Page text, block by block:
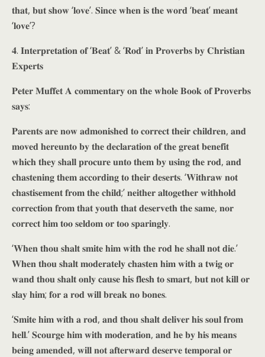
𝐭𝐡𝐚𝐭, 𝐛𝐮𝐭 𝐬𝐡𝐨𝐰 ‘𝐥𝐨𝐯𝐞’. 𝐒𝐢𝐧𝐜𝐞 𝐰𝐡𝐞𝐧 𝐢𝐬 𝐭𝐡𝐞 𝐰𝐨𝐫𝐝 ‘𝐛𝐞𝐚𝐭’ 𝐦𝐞𝐚𝐧𝐭
‘𝐥𝐨𝐯𝐞’?
𝟒. 𝐈𝐧𝐭𝐞𝐫𝐩𝐫𝐞𝐭𝐚𝐭𝐢𝐨𝐧 𝐨𝐟 ‘𝐁𝐞𝐚𝐭’ & ‘𝐑𝐨𝐝’ 𝐢𝐧 𝐏𝐫𝐨𝐯𝐞𝐫𝐛𝐬 𝐛𝐲 𝐂𝐡𝐫𝐢𝐬𝐭𝐢𝐚𝐧
𝐄𝐱𝐩𝐞𝐫𝐭𝐬
𝐏𝐞𝐭𝐞𝐫 𝐌𝐮𝐟𝐟𝐞𝐭 𝐀 𝐜𝐨𝐦𝐦𝐞𝐧𝐭𝐚𝐫𝐲 𝐨𝐧 𝐭𝐡𝐞 𝐰𝐡𝐨𝐥𝐞 𝐁𝐨𝐨𝐤 𝐨𝐟 𝐏𝐫𝐨𝐯𝐞𝐫𝐛𝐬
𝐬𝐚𝐲𝐬:
𝐏𝐚𝐫𝐞𝐧𝐭𝐬 𝐚𝐫𝐞 𝐧𝐨𝐰 𝐚𝐝𝐦𝐨𝐧𝐢𝐬𝐡𝐞𝐝 𝐭𝐨 𝐜𝐨𝐫𝐫𝐞𝐜𝐭 𝐭𝐡𝐞𝐢𝐫 𝐜𝐡𝐢𝐥𝐝𝐫𝐞𝐧, 𝐚𝐧𝐝
𝐦𝐨𝐯𝐞𝐝 𝐡𝐞𝐫𝐞𝐮𝐧𝐭𝐨 𝐛𝐲 𝐭𝐡𝐞 𝐝𝐞𝐜𝐥𝐚𝐫𝐚𝐭𝐢𝐨𝐧 𝐨𝐟 𝐭𝐡𝐞 𝐠𝐫𝐞𝐚𝐭 𝐛𝐞𝐧𝐞𝐟𝐢𝐭
𝐰𝐡𝐢𝐜𝐡 𝐭𝐡𝐞𝐲 𝐬𝐡𝐚𝐥𝐥 𝐩𝐫𝐨𝐜𝐮𝐫𝐞 𝐮𝐧𝐭𝐨 𝐭𝐡𝐞𝐦 𝐛𝐲 𝐮𝐬𝐢𝐧𝐠 𝐭𝐡𝐞 𝐫𝐨𝐝, 𝐚𝐧𝐝
𝐜𝐡𝐚𝐬𝐭𝐞𝐧𝐢𝐧𝐠 𝐭𝐡𝐞𝐦 𝐚𝐜𝐜𝐨𝐫𝐝𝐢𝐧𝐠 𝐭𝐨 𝐭𝐡𝐞𝐢𝐫 𝐝𝐞𝐬𝐞𝐫𝐭𝐬. ‘𝐖𝐢𝐭𝐡𝐫𝐚𝐰 𝐧𝐨𝐭
𝐜𝐡𝐚𝐬𝐭𝐢𝐬𝐞𝐦𝐞𝐧𝐭 𝐟𝐫𝐨𝐦 𝐭𝐡𝐞 𝐜𝐡𝐢𝐥𝐝;’ 𝐧𝐞𝐢𝐭𝐡𝐞𝐫 𝐚𝐥𝐭𝐨𝐠𝐞𝐭𝐡𝐞𝐫 𝐰𝐢𝐭𝐡𝐡𝐨𝐥𝐝
𝐜𝐨𝐫𝐫𝐞𝐜𝐭𝐢𝐨𝐧 𝐟𝐫𝐨𝐦 𝐭𝐡𝐚𝐭 𝐲𝐨𝐮𝐭𝐡 𝐭𝐡𝐚𝐭 𝐝𝐞𝐬𝐞𝐫𝐯𝐞𝐭𝐡 𝐭𝐡𝐞 𝐬𝐚𝐦𝐞, 𝐧𝐨𝐫
𝐜𝐨𝐫𝐫𝐞𝐜𝐭 𝐡𝐢𝐦 𝐭𝐨𝐨 𝐬𝐞𝐥𝐝𝐨𝐦 𝐨𝐫 𝐭𝐨𝐨 𝐬𝐩𝐚𝐫𝐢𝐧𝐠𝐥𝐲.
‘𝐖𝐡𝐞𝐧 𝐭𝐡𝐨𝐮 𝐬𝐡𝐚𝐥𝐭 𝐬𝐦𝐢𝐭𝐞 𝐡𝐢𝐦 𝐰𝐢𝐭𝐡 𝐭𝐡𝐞 𝐫𝐨𝐝 𝐡𝐞 𝐬𝐡𝐚𝐥𝐥 𝐧𝐨𝐭 𝐝𝐢𝐞.’
𝐖𝐡𝐞𝐧 𝐭𝐡𝐨𝐮 𝐬𝐡𝐚𝐥𝐭 𝐦𝐨𝐝𝐞𝐫𝐚𝐭𝐞𝐥𝐲 𝐜𝐡𝐚𝐬𝐭𝐞𝐧 𝐡𝐢𝐦 𝐰𝐢𝐭𝐡 𝐚 𝐭𝐰𝐢𝐠 𝐨𝐫
𝐰𝐚𝐧𝐝 𝐭𝐡𝐨𝐮 𝐬𝐡𝐚𝐥𝐭 𝐨𝐧𝐥𝐲 𝐜𝐚𝐮𝐬𝐞 𝐡𝐢𝐬 𝐟𝐥𝐞𝐬𝐡 𝐭𝐨 𝐬𝐦𝐚𝐫𝐭, 𝐛𝐮𝐭 𝐧𝐨𝐭 𝐤𝐢𝐥𝐥 𝐨𝐫
𝐬𝐥𝐚𝐲 𝐡𝐢𝐦; 𝐟𝐨𝐫 𝐚 𝐫𝐨𝐝 𝐰𝐢𝐥𝐥 𝐛𝐫𝐞𝐚𝐤 𝐧𝐨 𝐛𝐨𝐧𝐞𝐬.
‘𝐒𝐦𝐢𝐭𝐞 𝐡𝐢𝐦 𝐰𝐢𝐭𝐡 𝐚 𝐫𝐨𝐝, 𝐚𝐧𝐝 𝐭𝐡𝐨𝐮 𝐬𝐡𝐚𝐥𝐭 𝐝𝐞𝐥𝐢𝐯𝐞𝐫 𝐡𝐢𝐬 𝐬𝐨𝐮𝐥 𝐟𝐫𝐨𝐦
𝐡𝐞𝐥𝐥.’ 𝐒𝐜𝐨𝐮𝐫𝐠𝐞 𝐡𝐢𝐦 𝐰𝐢𝐭𝐡 𝐦𝐨𝐝𝐞𝐫𝐚𝐭𝐢𝐨𝐧, 𝐚𝐧𝐝 𝐡𝐞 𝐛𝐲 𝐡𝐢𝐬 𝐦𝐞𝐚𝐧𝐬
𝐛𝐞𝐢𝐧𝐠 𝐚𝐦𝐞𝐧𝐝𝐞𝐝, 𝐰𝐢𝐥𝐥 𝐧𝐨𝐭 𝐚𝐟𝐭𝐞𝐫𝐰𝐚𝐫𝐝 𝐝𝐞𝐬𝐞𝐫𝐯𝐞 𝐭𝐞𝐦𝐩𝐨𝐫𝐚𝐥 𝐨𝐫